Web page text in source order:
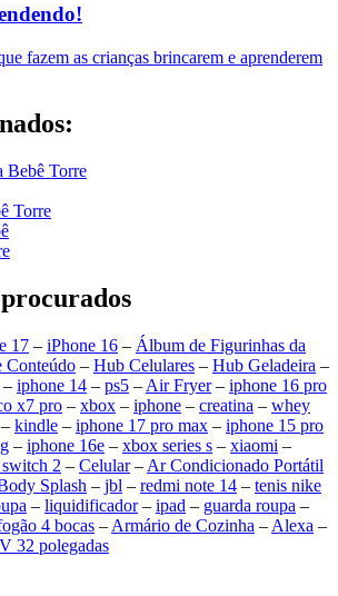
fazem as crianças brincarem e aprenderem
Bebê Torre
Torre
17 – iPhone 16 – Álbum de Figurinhas da
Conteúdo – Hub Celulares – Hub Geladeira –
– iphone 14 – ps5 – Air Fryer– iphone 16 pro
x7 pro – xbox – iphone – creatina – whey
– kindle – iphone 17 pro max – iphone 15 pro
– iphone 16e – xbox series s – xiaomi –
2 – Celular– Ar Condicionado Portátil
Splash – jbl – redmi note 14 – tenis nike
– liquidificador– ipad – guarda roupa –
4 bocas – Armário de Cozinha – Alexa –
32 polegadas